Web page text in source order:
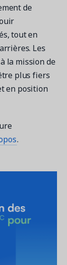
de
tout en
Les
la mission de
plus fiers
en position
.